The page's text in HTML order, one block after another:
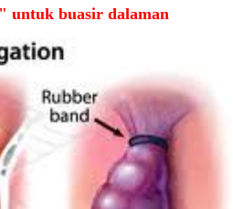
untuk buasir dalaman